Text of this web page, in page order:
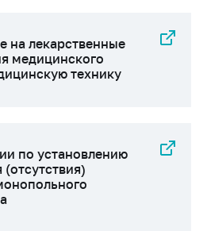
на лекарственные
медицинского
технику
по установлению